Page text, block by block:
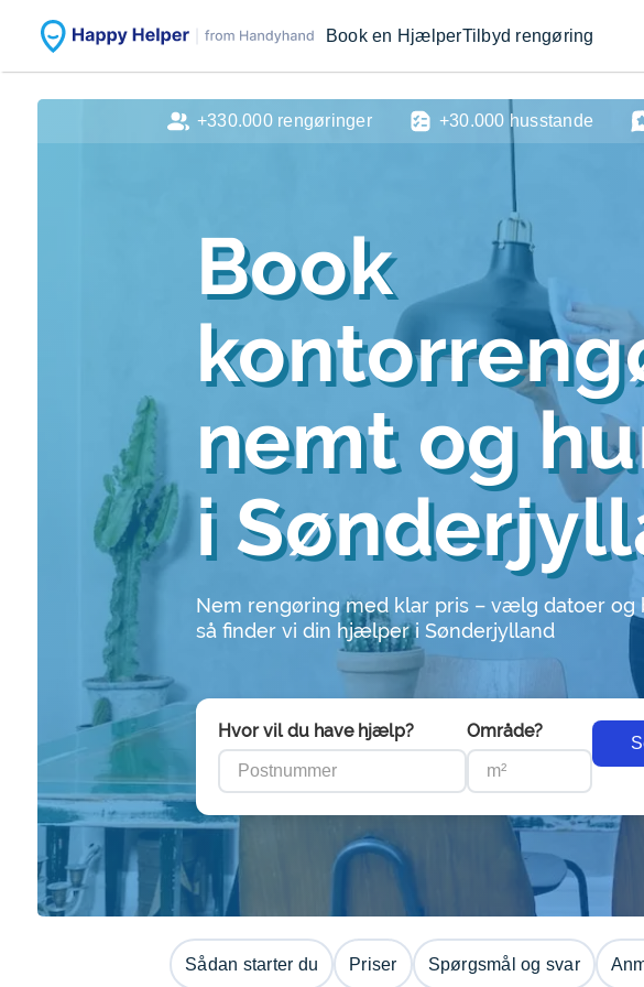
Book en HjælperTilbyd rengøring
Book
nemt og
i
Nem rengøring med klar pris – vælg datoer og
så finder vi din hjælper i Sønderjylland
Hvor vil du have hjælp? Område?
+330.000 rengøringer +30.000 husstande
Sådan starter du Priser Spørgsmål og svar